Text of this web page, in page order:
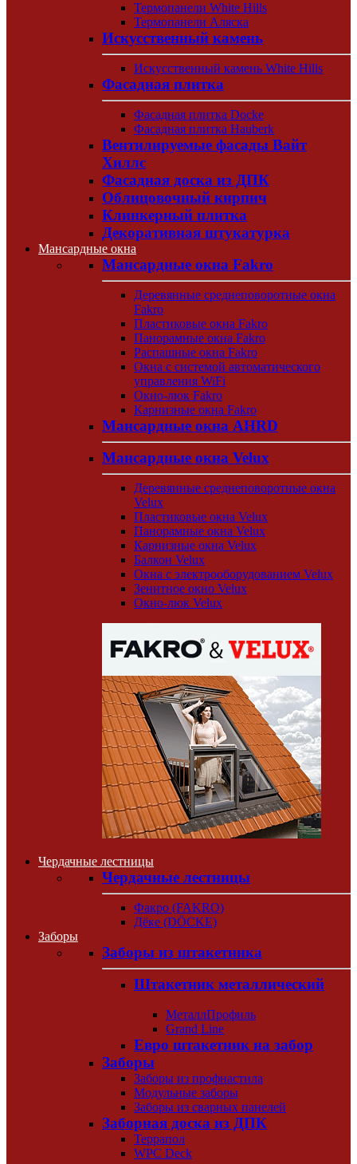
Термопанели White Hills
Термопанели Аляска
Искусственный камень
Искусственный камень White Hills
Фасадная плитка
Фасадная плитка Docke
Фасадная плитка Hauberk
Вентилируемые фасады Вайт
Хиллс
Фасадная доска из ДПК
Облицовочный кирпич
Клинкерный плитка
Декоративная штукатурка
Мансардные окна
Мансардные окна Fakro
Деревянные среднеповоротные окна
Fakro
Пластиковые окна Fakro
Панорамные окна Fakro
Распашные окна Fakro
Окна с системой автоматического
управления WiFi
Окно-люк Fakro
Карнизные окна Fakro
Мансардные окна AHRD
Мансардные окна Velux
Деревянные среднеповоротные окна
Velux
Пластиковые окна Velux
Панорамные окна Velux
Карнизные окна Velux
Балкон Velux
Окна с электрооборудованием Velux
Зенитное окно Velux
Окно-люк Velux
Чердачные лестницы
Чердачные лестницы
Факро (FAKRO)
Дёке (DÖCKE)
Заборы
Заборы из штакетника
Штакетник металлический
МеталлПрофиль
Grand Line
Евро штакетник на забор
Заборы
Заборы из профнастила
Модульные заборы
Заборы из сварных панелей
Заборная доска из ДПК
Террапол
WPC Deck